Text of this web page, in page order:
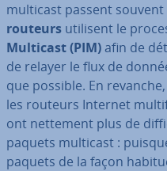
multicast passent
routeurs utilisent le
Multicast (PIM)afin de
de relayer le flux de
que possible. En
les routeurs Internet
ont nettement plus de
paquets multicast :
paquets de la façon